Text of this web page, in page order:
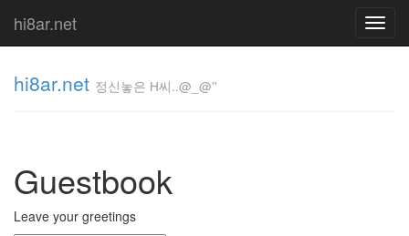
hi8ar.net
hi8ar.net 정신놓은 H씨..@_@''
Guestbook
Leave your greetings
씨..@_@''
hi8ar